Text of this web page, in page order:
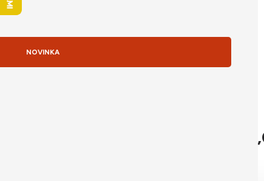
NOVINKA
Pôvodná cena bola: 1